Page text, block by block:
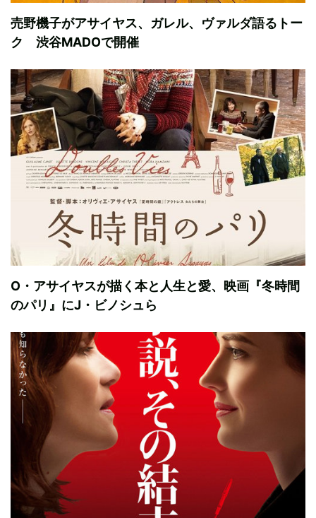
売野機子がアサイヤス、ガレル、ヴァルダ語るトー
ク 渋谷MADOで開催
O・アサイヤスが描く本と人生と愛、映画『冬時間
のパリ』にJ・ビノシュら